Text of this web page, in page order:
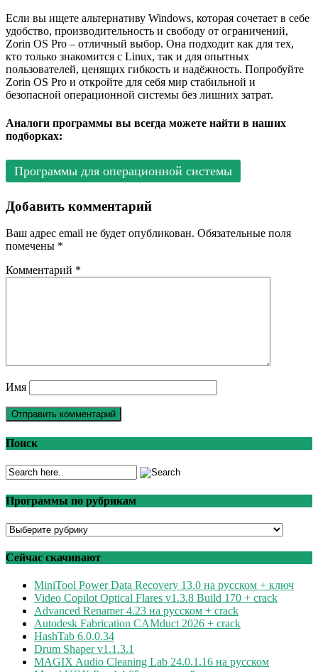
Если вы ищете альтернативу Windows, которая сочетает в себе
удобство, производительность и свободу от ограничений,
Zorin OS Pro – отличный выбор. Она подходит как для тех,
кто только знакомится с Linux, так и для опытных
пользователей, ценящих гибкость и надёжность. Попробуйте
Zorin OS Pro и откройте для себя мир стабильной и
безопасной операционной системы без лишних затрат.
Аналоги программы вы всегда можете найти в наших
подборках:
Программы для операционной системы
Добавить комментарий
Ваш адрес email не будет опубликован. Обязательные поля
помечены *
Комментарий *
Имя
Поиск
Программы по рубрикам
Программы
рубрикам
Сейчас скачивают
MiniTool Power Data Recovery 13.0 на русском + ключ
Video Copilot Optical Flares v1.3.8 Build 170 + crack
Advanced Renamer 4.23 на русском + crack
Autodesk Fabrication CAMduct 2026 + crack
HashTab 6.0.0.34
Drum Shaper v1.1.3.1
MAGIX Audio Cleaning Lab 24.0.1.16 на русском